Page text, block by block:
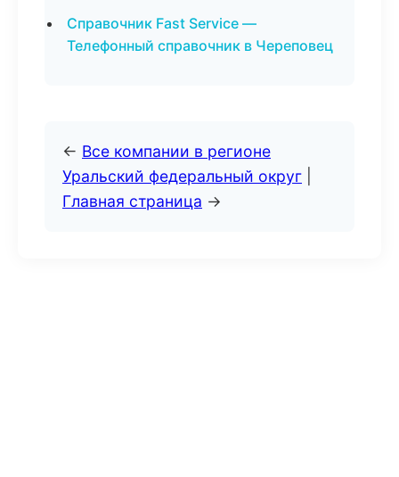
Справочник Fast Service —
Телефонный справочник в Череповец
← Все компании в регионе
Уральский федеральный округ
Главная страница →